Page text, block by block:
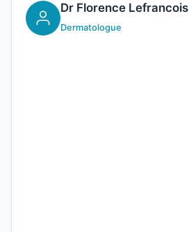
Dr Florence Lefrancois
Dermatologue